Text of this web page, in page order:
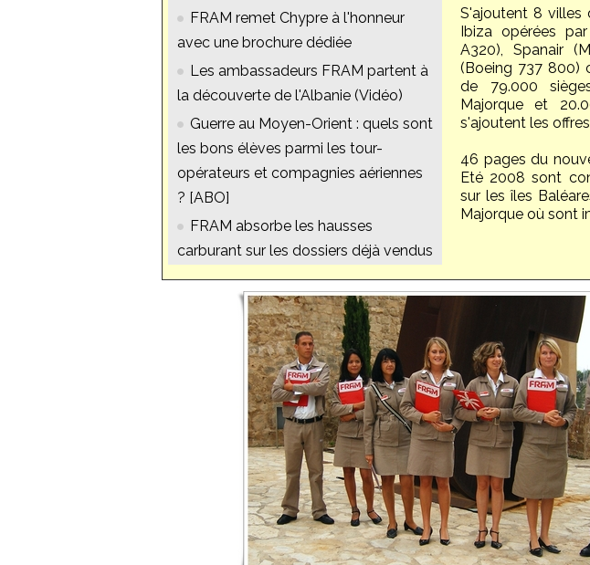
FRAM remet Chypre à l'honneur
avec une brochure dédiée
Les ambassadeurs FRAM partent à
la découverte de l'Albanie (Vidéo)
Guerre au Moyen-Orient : quels sont
les bons élèves parmi les tour-
opérateurs et compagnies aériennes
? [ABO]
FRAM absorbe les hausses
carburant sur les dossiers déjà vendus
S'ajoutent 8 villes
Ibiza opérées
A320), Spanair
(Boeing 737 800)
de 79.000
Majorque et
s'ajoutent les
46 pages du
Eté 2008 sont
sur les îles
Majorque où sont